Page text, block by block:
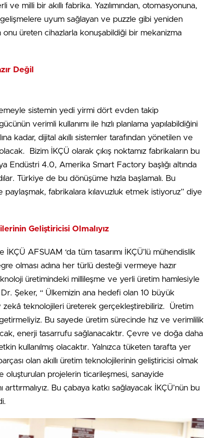
ve milli bir akıllı fabrika. Yazılımından, otomasyonuna,
uyum sağlayan ve puzzle gibi yeniden
onu üreten cihazlarla konuşabildiği bir mekanizma
Değil
sistemin yedi yirmi dört evden takip
verimli kullanımı ile hızlı planlama yapılabildiğini
kadar, dijital akıllı sistemler tarafından yönetilen ve
Bizim İKÇÜ olarak çıkış noktamız fabrikaların bu
Endüstri 4.0, Amerika Smart Factory başlığı altında
Türkiye de bu dönüşüme hızla başlamalı. Bu
fabrikalara kılavuzluk etmek istiyoruz” diye
Geliştiricisi Olmalıyız
AFSUAM ‘da tüm tasarımı İKÇÜ’lü mühendislik
olması adına her türlü desteği vermeye hazır
üretimindeki millileşme ve yerli üretim hamlesiyle
Şeker, “ Ülkemizin ana hedefi olan 10 büyük
zekâ teknolojileri üreterek gerçekleştirebiliriz. Üretim
Bu sayede üretim sürecinde hız ve verimlilik
enerji tasarrufu sağlanacaktır. Çevre ve doğa daha
kullanılmış olacaktır. Yalnızca tüketen tarafta yer
olan akıllı üretim teknolojilerinin geliştiricisi olmak
oluşturulan projelerin ticarileşmesi, sanayide
arttırmalıyız. Bu çabaya katkı sağlayacak İKÇÜ’nün bu